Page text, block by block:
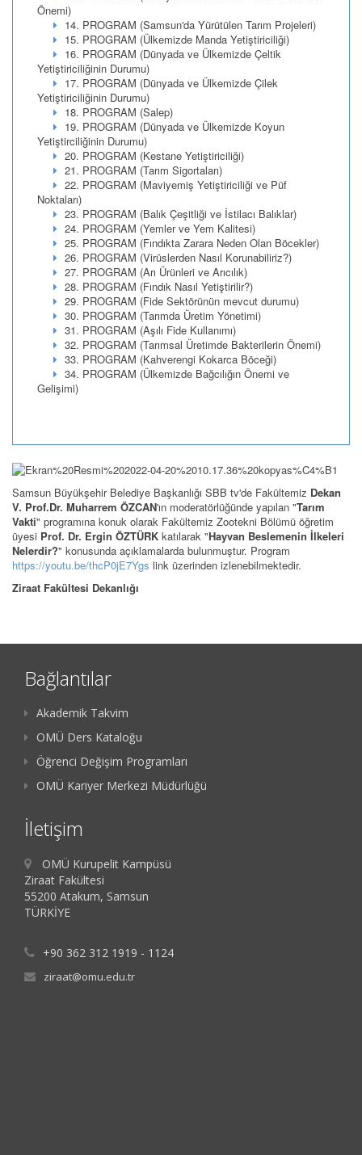
Önemi)
14. PROGRAM (Samsun'da Yürütülen Tarım Projeleri)
15. PROGRAM (Ülkemizde Manda Yetiştiriciliği)
16. PROGRAM (Dünyada ve Ülkemizde Çeltik
Yetiştiriciliğinin Durumu)
17. PROGRAM (Dünyada ve Ülkemizde Çilek
Yetiştiriciliğinin Durumu)
18. PROGRAM (Salep)
19. PROGRAM (Dünyada ve Ülkemizde Koyun
Yetiştirciliğinin Durumu)
20. PROGRAM (Kestane Yetiştiriciliği)
21. PROGRAM (Tarım Sigortaları)
22. PROGRAM (Maviyemiş Yetiştiriciliği ve Püf
Noktaları)
23. PROGRAM (Balık Çeşitliği ve İstilacı Balıklar)
24. PROGRAM (Yemler ve Yem Kalitesi)
25. PROGRAM (Fındıkta Zarara Neden Olan Böcekler)
26. PROGRAM (Virüslerden Nasıl Korunabiliriz?)
27. PROGRAM (Arı Ürünleri ve Arıcılık)
28. PROGRAM (Fındık Nasıl Yetiştirilir?)
29. PROGRAM (Fide Sektörünün mevcut durumu)
30. PROGRAM (Tarımda Üretim Yönetimi)
31. PROGRAM (Aşılı Fide Kullanımı)
32. PROGRAM (Tarımsal Üretimde Bakterilerin Önemi)
33. PROGRAM (Kahverengi Kokarca Böceği)
34. PROGRAM (Ülkemizde Bağcılığın Önemi ve
Gelişimi)
Samsun Büyükşehir Belediye Başkanlığı SBB tv'de Fakültemiz Dekan
V. Prof.Dr. Muharrem ÖZCAN'ın moderatörlüğünde yapılan "Tarım
Vakti" programına konuk olarak Fakültemiz Zootekni Bölümü öğretim
üyesi Prof. Dr. Ergin ÖZTÜRK katılarak "Hayvan Beslemenin İlkeleri
Nelerdir?" konusunda açıklamalarda bulunmuştur. Program
https://youtu.be/thcP0jE7Ygs link üzerinden izlenebilmektedir.
Ziraat Fakültesi Dekanlığı
Bağlantılar
Akademik Takvim
OMÜ Ders Kataloğu
Öğrenci Değişim Programları
OMÜ Kariyer Merkezi Müdürlüğü
İletişim
OMÜ Kurupelit Kampüsü
Ziraat Fakültesi
55200 Atakum, Samsun
TÜRKİYE
+90 362 312 1919 - 1124
ziraat@omu.edu.tr